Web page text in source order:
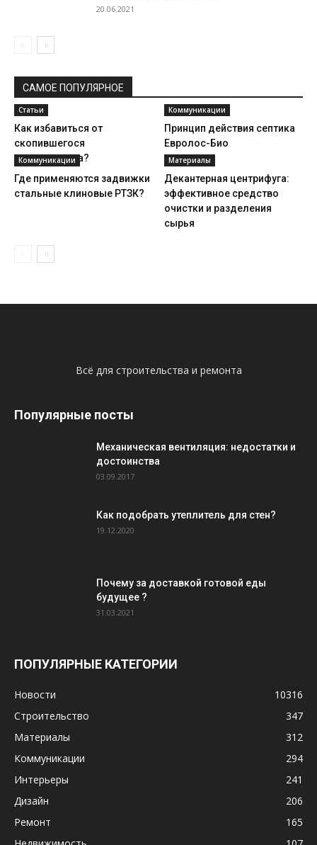
20.06.2021
САМОЕ ПОПУЛЯРНОЕ
Статьи
Как избавиться от
скопившегося
металлолома?
Коммуникации
Принцип действия септика
Евролос-Био
Коммуникации
Где применяются задвижки
стальные клиновые РТЗК?
Материалы
Декантерная центрифуга:
эффективное средство
очистки и разделения
сырья
Всё для строительства и ремонта
Популярные посты
Механическая вентиляция: недостатки и
достоинства
03.09.2017
Как подобрать утеплитель для стен?
19.12.2020
Почему за доставкой готовой еды
будущее ?
31.03.2021
ПОПУЛЯРНЫЕ КАТЕГОРИИ
Новости
10316
Строительство
347
Материалы
312
Коммуникации
294
Интерьеры
241
Дизайн
206
Ремонт
165